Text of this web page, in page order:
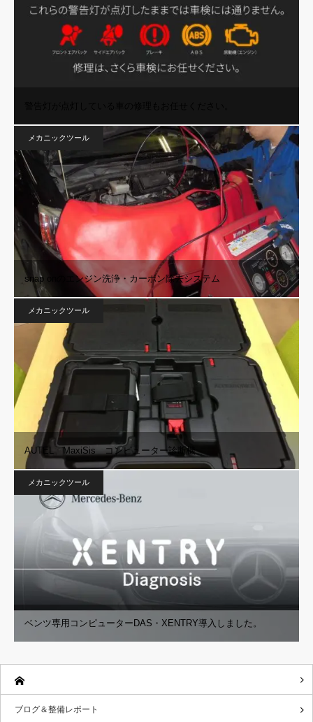
メカニックツール
snap onのエンジン洗浄・カーボン除去システム
メカニックツール
AUTEL MaxiSis コンピューター診断機
メカニックツール
ベンツ専用コンピューターDAS・XENTRY導入しました。
ブログ＆整備レポート